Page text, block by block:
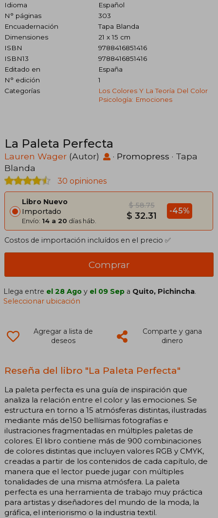
Idioma
Español
N° páginas
303
Encuadernación
Tapa Blanda
Dimensiones
21 x 15 cm
ISBN
9788416851416
ISBN13
9788416851416
Editado en
España
N° edición
1
Categorías
Los Colores Y La Teoría Del Color
Psicología: Emociones
La Paleta Perfecta
Lauren Wager (Autor) · Promopress · Tapa
Blanda
30 opiniones
Libro Nuevo
Importado
Envío: 14 a 20 días háb.
$ 58.75
$ 32.31 -45%
Costos de importación incluídos en el precio ✅
Comprar
Llega entre el 28 Ago y el 09 Sep a Quito, Pichincha.
Seleccionar ubicación
Agregar a lista de
deseos
Comparte y gana
dinero
Reseña del libro "La Paleta Perfecta"
La paleta perfecta es una guía de inspiración que
analiza la relación entre el color y las emociones. Se
estructura en torno a 15 atmósferas distintas, ilustradas
mediante más de150 bellísimas fotografías e
ilustraciones fragmentadas en múltiples paletas de
colores. El libro contiene más de 900 combinaciones
de colores distintas que incluyen valores RGB y CMYK,
creadas a partir de los contenidos de cada capítulo, de
manera que el lector puede jugar con múltiples
tonalidades de una misma atmósfera. La paleta
perfecta es una herramienta de trabajo muy práctica
para artistas y diseñadores del mundo de la moda, la
gráfica, el interiorismo o la industria textil.